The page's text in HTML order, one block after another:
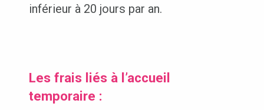
inférieur à 20 jours par an.
Les frais liés à l’accueil
temporaire :